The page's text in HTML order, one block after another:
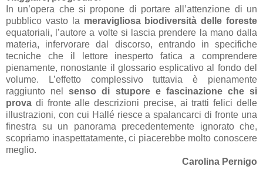
In un’opera che si propone di portare all’attenzione di un
pubblico vasto la meravigliosa biodiversità delle foreste
equatoriali, l’autore a volte si lascia prendere la mano dalla
materia, infervorare dal discorso, entrando in specifiche
tecniche che il lettore inesperto fatica a comprendere
pienamente, nonostante il glossario esplicativo al fondo del
volume. L’effetto complessivo tuttavia è pienamente
raggiunto nelsenso di stupore e fascinazione che si
prova di fronte alle descrizioni precise, ai tratti felici delle
illustrazioni, con cui Hallé riesce a spalancarci di fronte una
finestra su un panorama precedentemente ignorato che,
scopriamo inaspettatamente, ci piacerebbe molto conoscere
meglio.
Carolina Pernigo